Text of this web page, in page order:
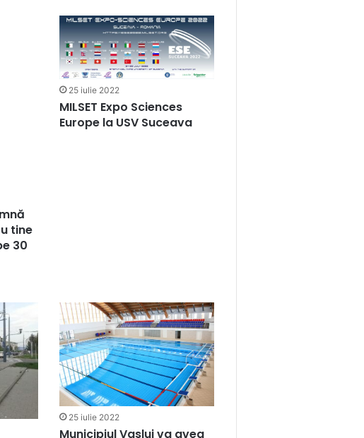
tine
30
25 iulie 2022
MILSET Expo Sciences
Europe la USV Suceava
25 iulie 2022
Municipiul Vaslui va avea